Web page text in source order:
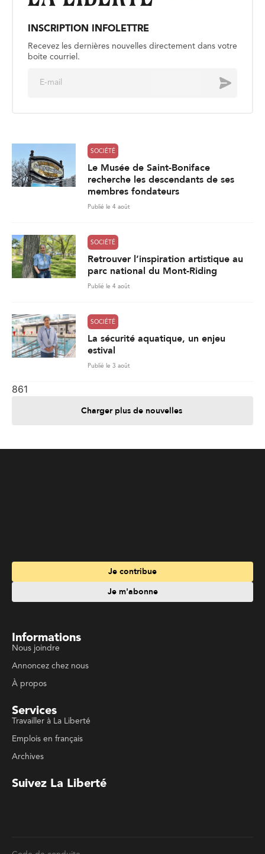
INSCRIPTION INFOLETTRE
Recevez les dernières nouvelles directement dans votre
boite courriel.
Envoyer
SOCIÉTÉ
Le Musée de Saint-Boniface
recherche les descendants de ses
membres fondateurs
Publié le 4 août
SOCIÉTÉ
Retrouver l’inspiration artistique au
parc national du Mont-Riding
Publié le 4 août
SOCIÉTÉ
La sécurité aquatique, un enjeu
estival
Publié le 3 août
861
Charger plus de nouvelles
Informations
Services
Travailler à La Liberté
Emplois en français
Suivez La Liberté